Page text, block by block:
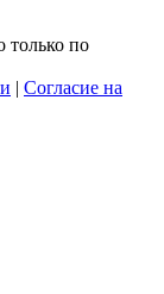
только по
| Согласие на